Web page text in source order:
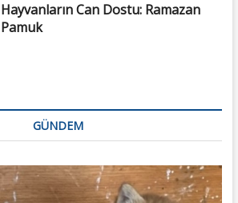
Hayvanların Can Dostu: Ramazan
Pamuk
GÜNDEM